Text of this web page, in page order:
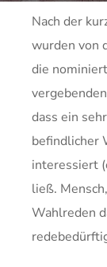
Nach der
wurden von
die
dass ein
befindlicher
interessiert
ließ.
Wahlreden